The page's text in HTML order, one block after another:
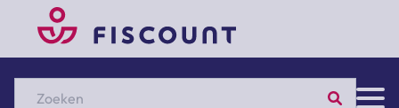
Zoeken